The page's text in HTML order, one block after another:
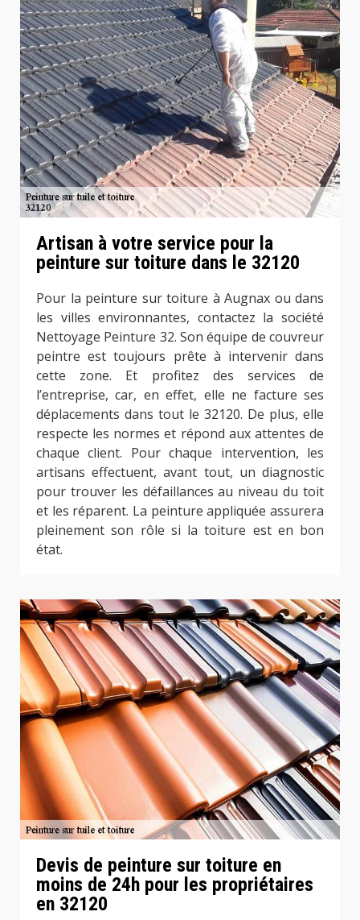
Artisan à votre service pour la
peinture sur toiture dans le 32120
Pour la peinture sur toiture à Augnax ou dans
les villes environnantes, contactez la société
Nettoyage Peinture 32. Son équipe de couvreur
peintre est toujours prête à intervenir dans
cette zone. Et profitez des services de
l’entreprise, car, en effet, elle ne facture ses
déplacements dans tout le 32120. De plus, elle
respecte les normes et répond aux attentes de
chaque client. Pour chaque intervention, les
artisans effectuent, avant tout, un diagnostic
pour trouver les défaillances au niveau du toit
et les réparent. La peinture appliquée assurera
pleinement son rôle si la toiture est en bon
état.
Devis de peinture sur toiture en
moins de 24h pour les propriétaires
en 32120